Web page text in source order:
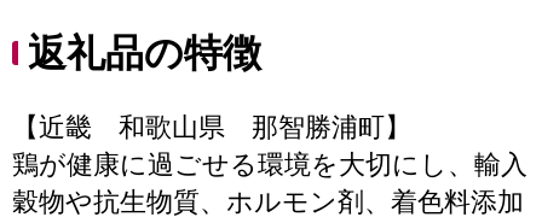
返礼品の特徴
【近畿 和歌山県 那智勝浦町】
鶏が健康に過ごせる環境を大切にし、輸入
穀物や抗生物質、ホルモン剤、着色料添加